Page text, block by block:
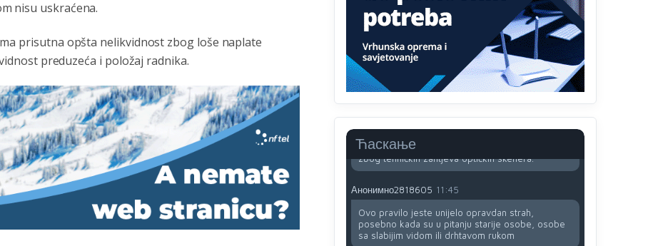
nisu uskraćena.
prisutna opšta nelikvidnost zbog loše naplate
preduzeća i položaj radnika.
Ћаскање
Анонимно2818605 11:34
Najveći dio populacije starije od 65 godina
uopšte ne koristi internet, niti ima pristup
računarima
Анонимно2818605 11:45
potpunosti obojiti (popuniti) uvedeno je isključivo
zbog tehničkih zahtjeva optičkih skenera.
Анонимно2818605 11:45
Ovo pravilo jeste unijelo opravdan strah,
posebno kada su u pitanju starije osobe, osobe
sa slabijim vidom ili drhtavom rukom